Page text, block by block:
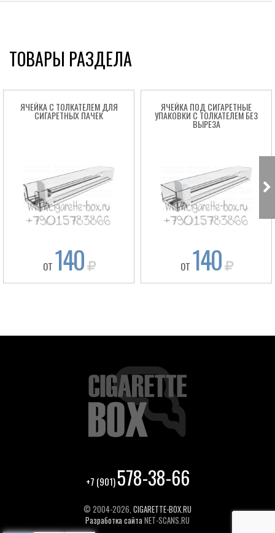
ТОВАРЫ РАЗДЕЛА
ЯЧЕЙКА С ТОЛКАТЕЛЕМ ДЛЯ
СИГАРЕТНЫХ ПАЧЕК
ОТ 140
ЯЧЕЙКА ПОД СИГАРЕТНЫЕ
УПАКОВКИ С ТОЛКАТЕЛЕМ БЕЗ
ВЫРЕЗА
ОТ 140
+7 (901)578-38-66
© 2004-2026, CIGARETTE-BOX.RU
Разработка сайтаNET-SCANS.RU